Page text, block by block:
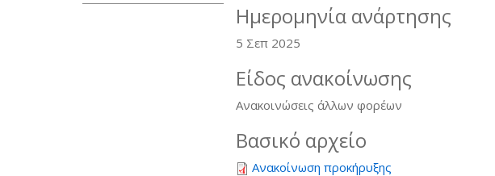
Ημερομηνία ανάρτησης
5 Σεπ 2025
Είδος ανακοίνωσης
Ανακοινώσεις άλλων φορέων
Βασικό αρχείο
Ανακοίνωση προκήρυξης